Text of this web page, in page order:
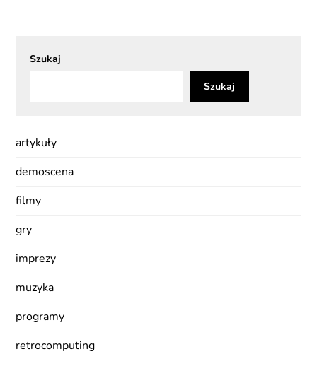
Szukaj
Szukaj
artykuły
demoscena
filmy
gry
imprezy
muzyka
programy
retrocomputing